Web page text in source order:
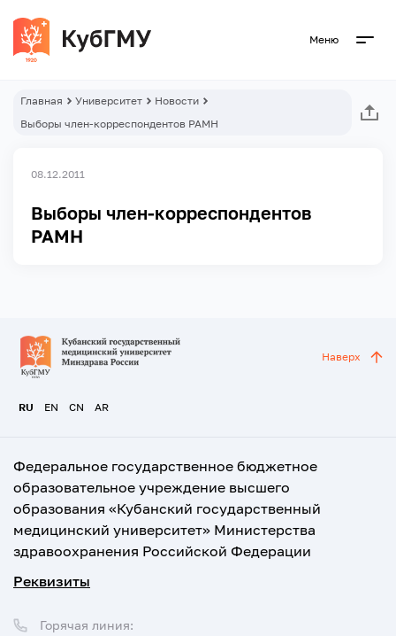
Меню
Главная Университет
Новости
Выборы член-корреспондентов РАМН
08.12.2011
Выборы член-корреспондентов
РАМН
RU EN CN AR
Наверх
Федеральное государственное бюджетное
образовательное учреждение высшего
образования «Кубанский государственный
медицинский университет» Министерства
здравоохранения Российской Федерации
Реквизиты
Горячая линия: